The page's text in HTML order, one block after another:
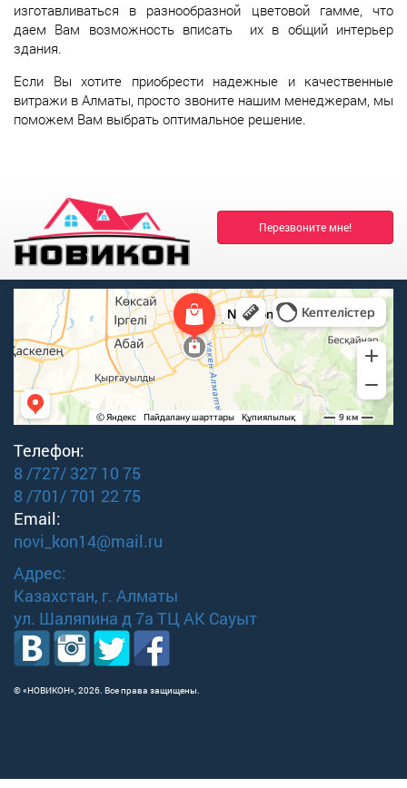
изготавливаться в разнообразной цветовой гамме, что
даем Вам возможность вписать их в общий интерьер
здания.
Если Вы хотите приобрести надежные и качественные
витражи в Алматы, просто звоните нашим менеджерам, мы
поможем Вам выбрать оптимальное решение.
Перезвоните мне!
Телефон:
8 /727/ 327 10 75
8 /701/ 701 22 75
Email:
novi_kon14@mail.ru
Адрес:
Казахстан, г. Алматы
ул. Шаляпина д 7а ТЦ АК Сауыт
© «НОВИКОН»,2026. Все права защищены.